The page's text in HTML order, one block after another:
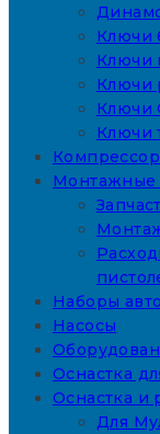
Ключи
Ключи
Ключи
Ключи
Ключи
Монтажные
Наборы
Насосы
Оснастка
Оснастка и
Для